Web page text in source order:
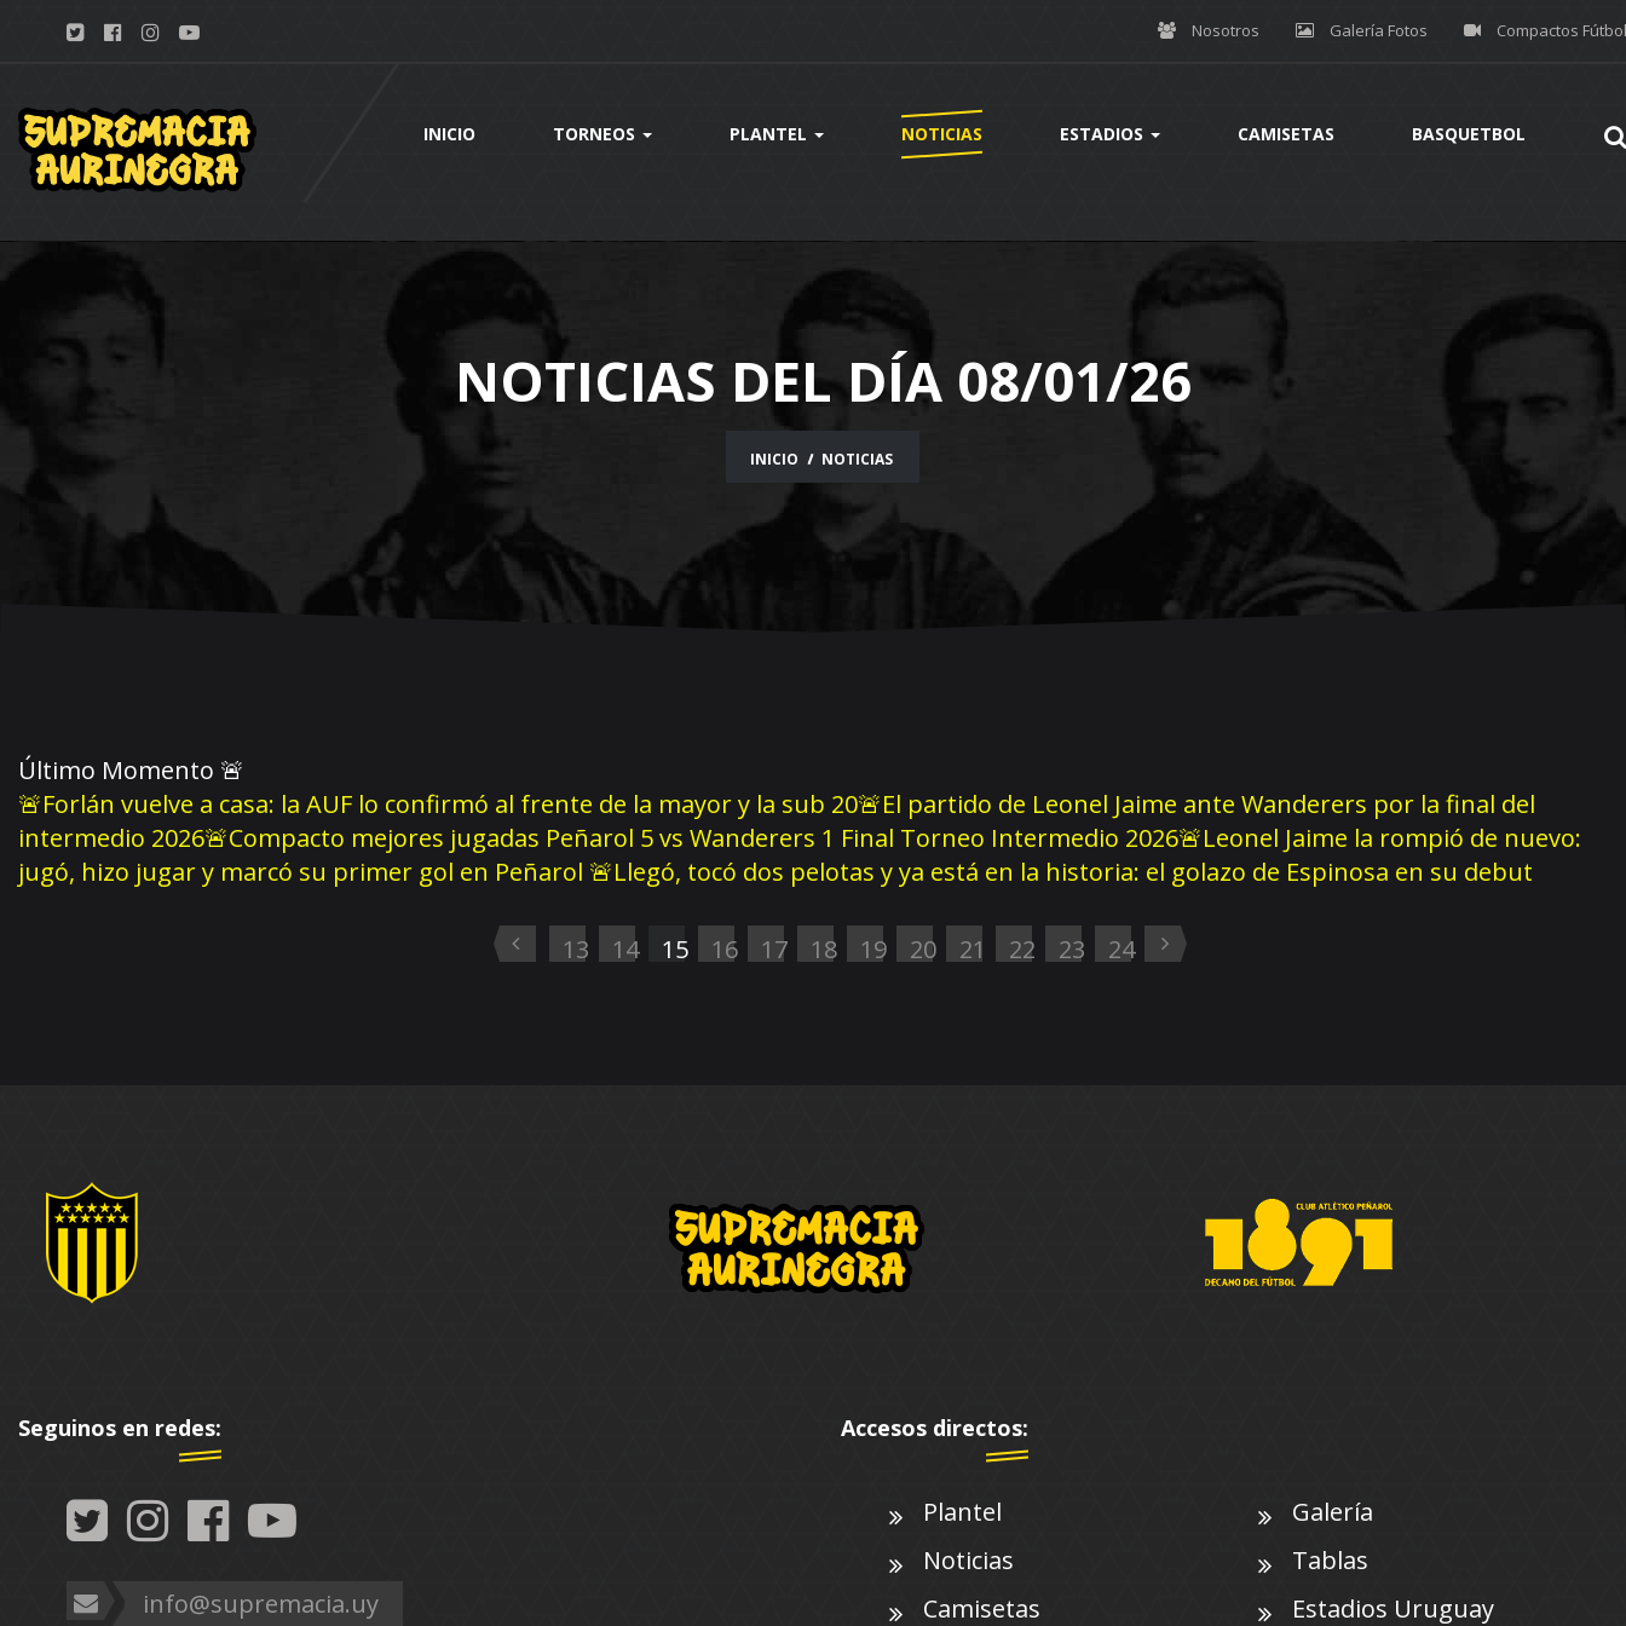
Nosotros Galería Fotos Compactos Fútbol
INICIO TORNEOS PLANTEL NOTICIAS ESTADIOS CAMISETAS BASQUETBOL
NOTICIAS DEL DÍA 08/01/26
INICIO NOTICIAS
Último Momento 🚨
🚨Forlán vuelve a casa: la AUF lo confirmó al frente de la mayor y la sub 20🚨El partido de Leonel Jaime ante Wanderers por la final del
intermedio 2026🚨Compacto mejores jugadas Peñarol 5 vs Wanderers 1 Final Torneo Intermedio 2026🚨Leonel Jaime la rompió de nuevo:
jugó, hizo jugar y marcó su primer gol en Peñarol 🚨Llegó, tocó dos pelotas y ya está en la historia: el golazo de Espinosa en su debut
13 14 15 16 17 18 19 20 21 22 23 24
Seguinos en redes:
info@supremacia.uy
Accesos directos:
Plantel
Galería
Noticias
Tablas
Camisetas
Estadios Uruguay